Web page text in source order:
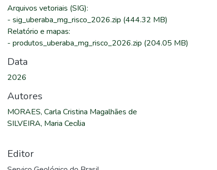
Arquivos vetoriais (SIG):
- sig_uberaba_mg_risco_2026.zip (444.32 MB)
Relatório e mapas:
- produtos_uberaba_mg_risco_2026.zip (204.05 MB)
Data
2026
Autores
MORAES, Carla Cristina Magalhães de
SILVEIRA, Maria Cecília
Editor